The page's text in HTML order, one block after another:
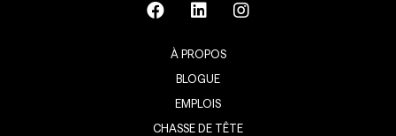
À PROPOS
BLOGUE
EMPLOIS
CHASSE DE TÊTE